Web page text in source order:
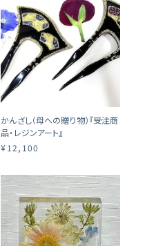
かんざし（母への贈り物）『受注商
品・レジンアート』
¥12,100